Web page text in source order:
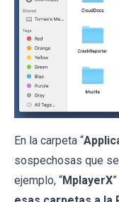
En la carpeta “
sospechosas que
ejemplo, “MplayerX